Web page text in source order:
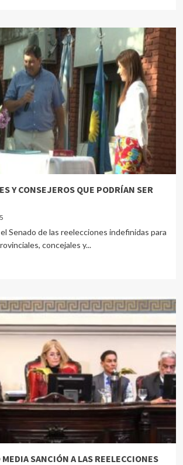
Y CONSEJEROS QUE PODRÍAN SER
Senado de las reelecciones indefinidas para
concejales y...
SANCIÓN A LAS REELECCIONES